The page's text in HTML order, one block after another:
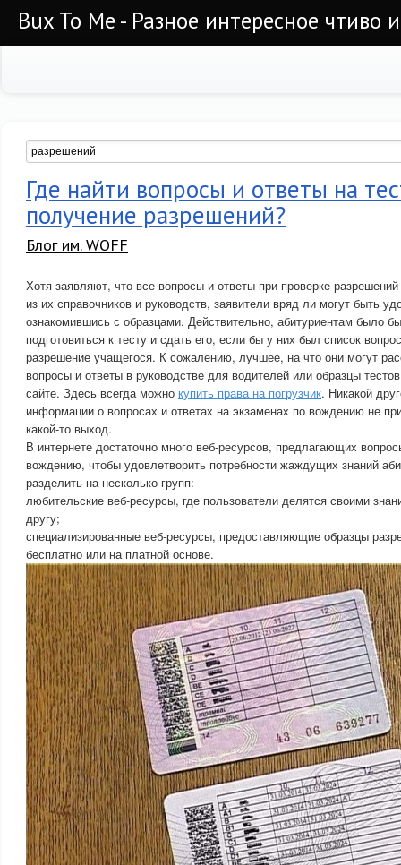
Bux To Me - Разное интересное чтиво
Где найти вопросы и ответы на
получение разрешений?
Блог им. WOFF
Хотя заявляют, что все вопросы и ответы при проверке
из их справочников и руководств, заявители вряд ли могут быть
ознакомившись с образцами. Действительно, абитуриентам было
подготовиться к тесту и сдать его, если бы у них был список
разрешение учащегося. К сожалению, лучшее, на что они могут
вопросы и ответы в руководстве для водителей или образцы
сайте. Здесь всегда можно купить права на погрузчик. Никакой
информации о вопросах и ответах на экзаменах по вождению не
какой-то выход.
В интернете достаточно много веб-ресурсов, предлагающих
вождению, чтобы удовлетворить потребности жаждущих знаний
разделить на несколько групп:
любительские веб-ресурсы, где пользователи делятся своими
другу;
специализированные веб-ресурсы, предоставляющие образцы
бесплатно или на платной основе.